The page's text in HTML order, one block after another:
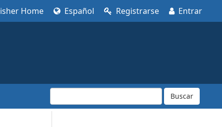
Home Español Registrarse Entrar
Buscar